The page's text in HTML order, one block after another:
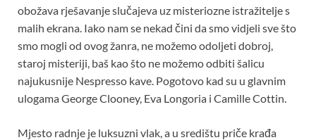
obožava rješavanje slučajeva uz misteriozne istražitelje s
malih ekrana. Iako nam se nekad čini da smo vidjeli sve što
smo mogli od ovog žanra, ne možemo odoljeti dobroj,
staroj misteriji, baš kao što ne možemo odbiti šalicu
najukusnije Nespresso kave. Pogotovo kad su u glavnim
ulogama George Clooney, Eva Longoria i Camille Cottin.
Mjesto radnje je luksuzni vlak, a u središtu priče krađa